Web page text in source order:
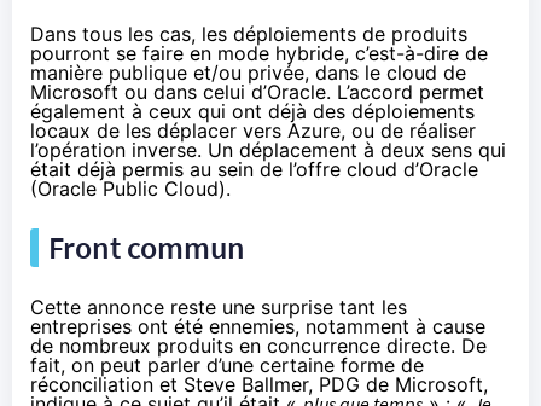
Dans tous les cas, les déploiements de produits
pourront se faire en mode hybride, c’est-à-dire de
manière publique et/ou privée, dans le cloud de
Microsoft ou dans celui d’Oracle. L’accord permet
également à ceux qui ont déjà des déploiements
locaux de les déplacer vers Azure, ou de réaliser
l’opération inverse. Un déplacement à deux sens qui
était déjà permis au sein de l’offre cloud d’Oracle
(Oracle Public Cloud).
Front commun
Cette annonce reste une surprise tant les
entreprises ont été ennemies, notamment à cause
de nombreux produits en concurrence directe. De
fait, on peut parler d’une certaine forme de
réconciliation et Steve Ballmer, PDG de Microsoft,